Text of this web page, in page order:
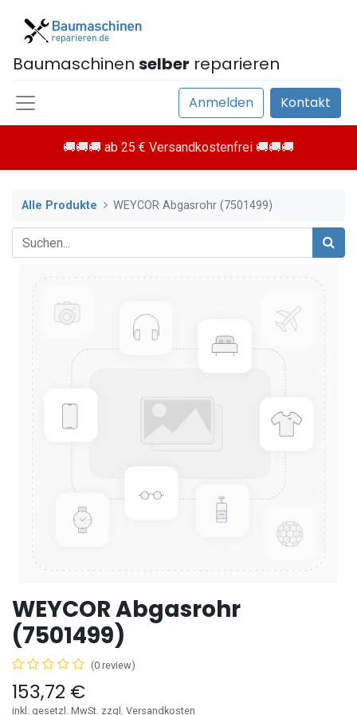
Baumaschinen selber reparieren
Anmelden Kontakt
🚚🚚🚚 ab 25 € Versandkostenfrei 🚚🚚🚚
Alle Produkte WEYCOR Abgasrohr (7501499)
WEYCOR Abgasrohr
(7501499)
(0 review)
153,72 €
inkl. gesetzl. MwSt. zzgl. Versandkosten